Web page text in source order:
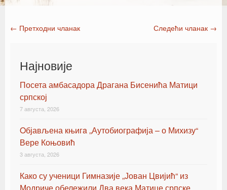
Post navigation
Следећи чланак →
← Претходни чланак
Најновије
Посета амбасадора Драгана Бисенића Матици
српској
7 августа, 2026
Oбјављена књигa „Аутобиографија – о Михизу“
Вере Коњовић
3 августа, 2026
Како су ученици Гимназије „Јован Цвијић“ из